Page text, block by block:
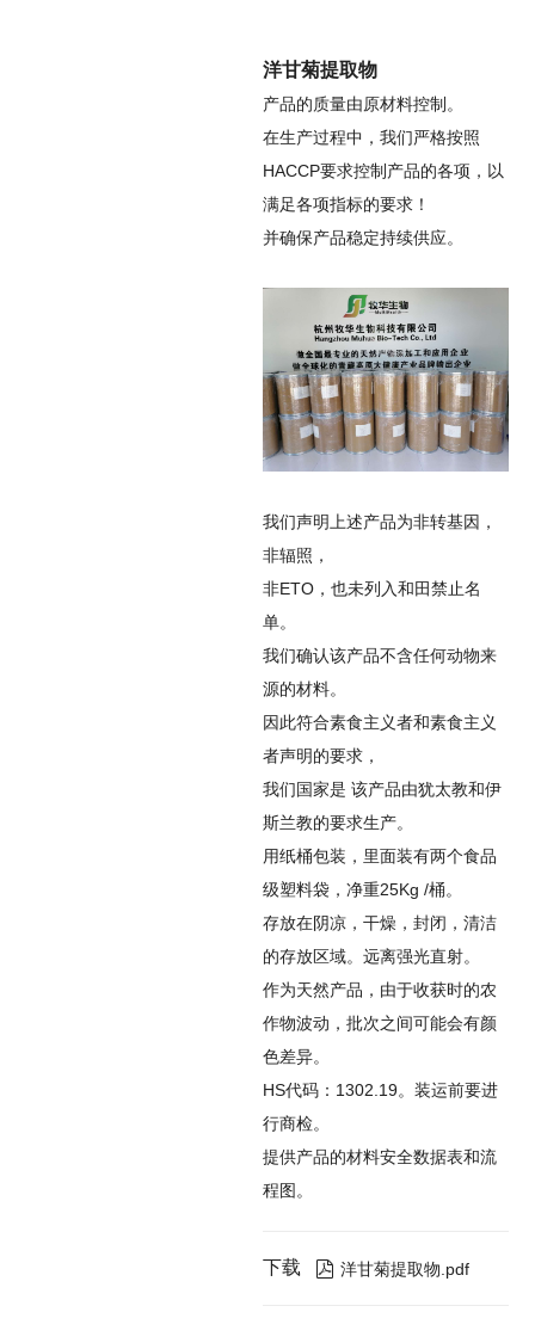
洋甘菊提取物
产品的质量由原材料控制。
在生产过程中，我们严格按照
HACCP要求控制产品的各项，以
满足各项指标的要求！
并确保产品稳定持续供应。
我们声明上述产品为非转基因，
非辐照，
非ETO，也未列入和田禁止名
单。
我们确认该产品不含任何动物来
源的材料。
因此符合素食主义者和素食主义
者声明的要求，
我们国家是 该产品由犹太教和伊
斯兰教的要求生产。
用纸桶包装，里面装有两个食品
级塑料袋，净重25Kg /桶。
存放在阴凉，干燥，封闭，清洁
的存放区域。远离强光直射。
作为天然产品，由于收获时的农
作物波动，批次之间可能会有颜
色差异。
HS代码：1302.19。装运前要进
行商检。
提供产品的材料安全数据表和流
程图。
下载  洋甘菊提取物.pdf